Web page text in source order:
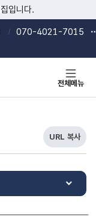
기
로가기
입니다.
070-4021-7015
전체메뉴
URL 복사
현
재
L
복